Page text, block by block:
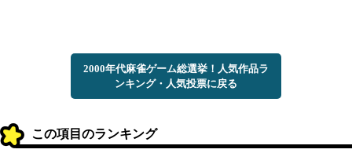
2000年代麻雀ゲーム総選挙！人気作品ラ
ンキング・人気投票に戻る
この項目のランキング